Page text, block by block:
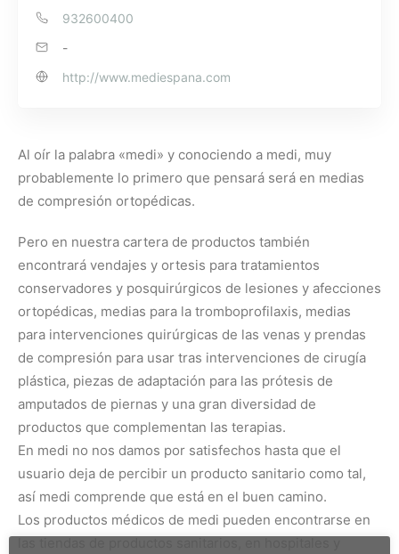
932600400
-
http://www.mediespana.com
Al oír la palabra «medi» y conociendo a medi, muy
probablemente lo primero que pensará será en medias
de compresión ortopédicas.
Pero en nuestra cartera de productos también
encontrará vendajes y ortesis para tratamientos
conservadores y posquirúrgicos de lesiones y afecciones
ortopédicas, medias para la tromboprofilaxis, medias
para intervenciones quirúrgicas de las venas y prendas
de compresión para usar tras intervenciones de cirugía
plástica, piezas de adaptación para las prótesis de
amputados de piernas y una gran diversidad de
productos que complementan las terapias.
En medi no nos damos por satisfechos hasta que el
usuario deja de percibir un producto sanitario como tal,
así medi comprende que está en el buen camino.
Los productos médicos de medi pueden encontrarse en